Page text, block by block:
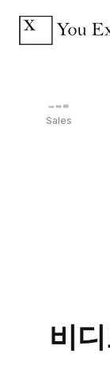
Sales
비